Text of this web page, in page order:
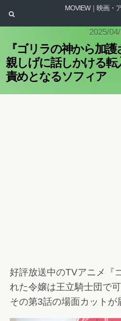
MOVIEW｜映画・
2025/
『ゴリラの神から加
親しげに話しかける転
責めとなるソフィア
好評放送中のTVアニメ『
れた令嬢は王立騎士団で
その第3話の場面カットが